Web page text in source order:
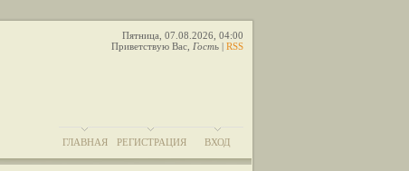
Пятница, 07.08.2026, 04:00
Приветствую Вас Гость | RSS
ГЛАВНАЯ РЕГИСТРАЦИЯ ВХОД